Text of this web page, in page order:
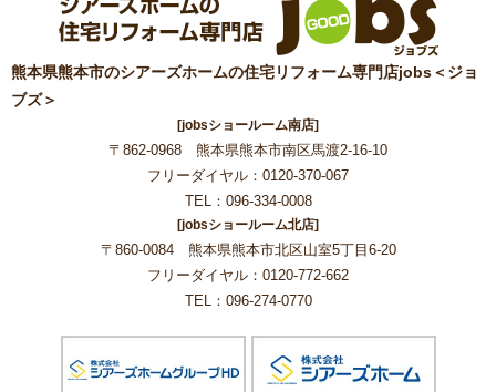
熊本県熊本市のシアーズホームの住宅リフォーム専門店jobs＜ジョ
ブズ＞
[jobsショールーム南店]
〒862-0968 熊本県熊本市南区馬渡2-16-10
フリーダイヤル：0120-370-067
TEL：096-334-0008
[jobsショールーム北店]
〒860-0084 熊本県熊本市北区山室5丁目6-20
フリーダイヤル：0120-772-662
TEL：096-274-0770